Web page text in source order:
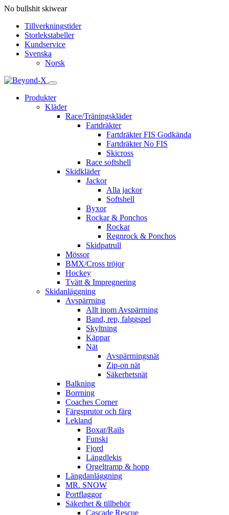
No bullshit skiwear
Tillverkningstider
Storlekstabeller
Kundservice
Svenska
Norsk
Produkter
Kläder
Race/Träningskläder
Fartdräkter
Fartdräkter FIS Godkända
Fartdräkter No FIS
Skicross
Race softshell
Skidkläder
Jackor
Alla jackor
Softshell
Byxor
Rockar & Ponchos
Rockar
Regnrock & Ponchos
Skidpatrull
Mössor
BMX/Cross tröjor
Hockey
Tvätt & Impregnering
Skidanläggning
Avspärrning
Allt inom Avspärrning
Band, rep, falggspel
Skyltning
Käppar
Nät
Avspärrningsnät
Zip-on nät
Säkerhetsnät
Balkning
Borrning
Coaches Corner
Färgsprutor och färg
Lekland
Boxar/Rails
Funski
Fjord
Längdlekis
Orgeltramp & hopp
Längdanläggning
MR. SNOW
Portflaggor
Säkerhet & tillbehör
Cascade Rescue